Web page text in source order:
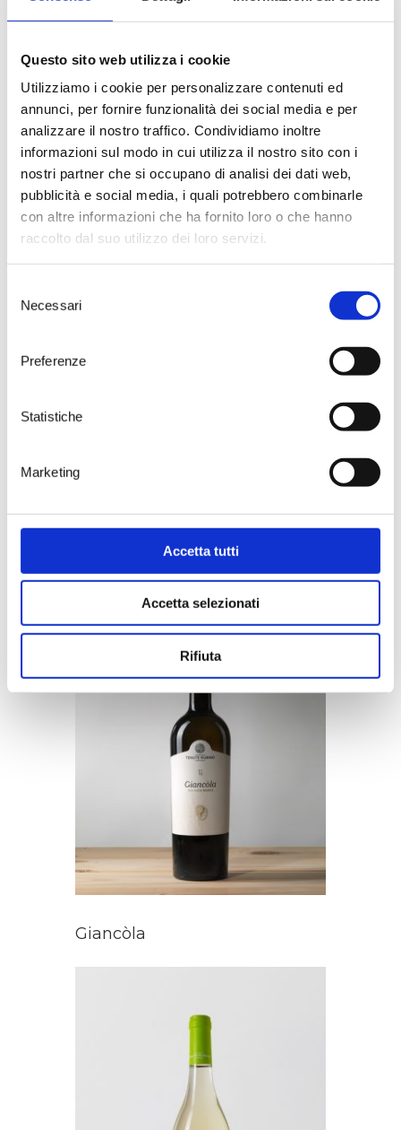
Questo sito web utilizza i cookie
Utilizziamo i cookie per personalizzare contenuti ed
annunci, per fornire funzionalità dei social media e per
analizzare il nostro traffico. Condividiamo inoltre
informazioni sul modo in cui utilizza il nostro sito con i
nostri partner che si occupano di analisi dei dati web,
pubblicità e social media, i quali potrebbero combinarle
con altre informazioni che ha fornito loro o che hanno
raccolto dal suo utilizzo dei loro servizi.
delNecessari
Preferenze
Statistiche
Marketing
Accetta tutti
Accetta selezionati
Rifiuta
Stoney medium consistency
Spurred cordon
Harvest
Manual, first week of September
Vinification
Fermentation
Between 16-18°C in steel tanks
Malolactic Fermentation
5-6 months in steel tanks; 3 months in the
bottle
Food pairings
accompaniment to tasty lobster tagliolini,
infused sauce and red tuna meatballs. To be
Giancòla